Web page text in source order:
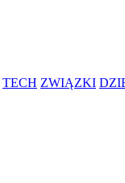
TECH ZWIĄZKI